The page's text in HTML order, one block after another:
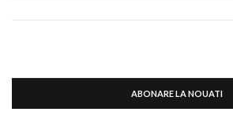
ABONARE LA NOUATI